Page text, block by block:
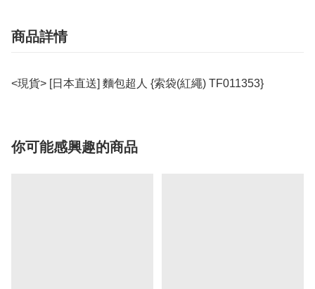
商品詳情
<現貨> [日本直送] 麵包超人 {索袋(紅繩) TF011353}
你可能感興趣的商品